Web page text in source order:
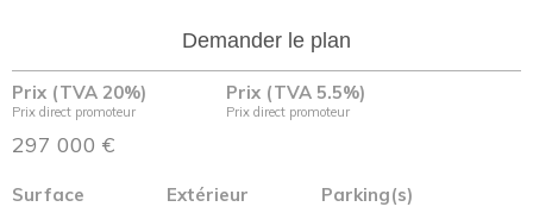
Demander le plan
Prix (TVA 20%)
Prix direct promoteur
297 000 €
Prix (TVA 5.5%)
Prix direct promoteur
Surface Extérieur Parking(s)